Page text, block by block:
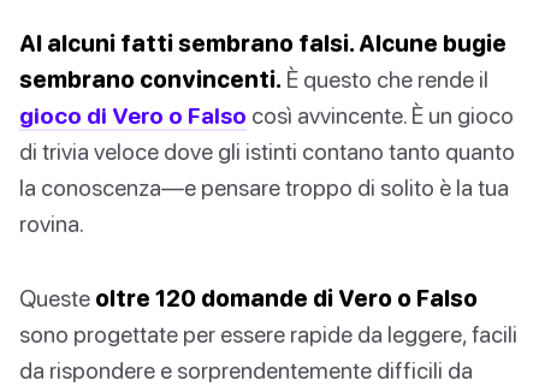
Al alcuni fatti sembrano falsi. Alcune bugie
sembrano convincenti. È questo che rende il
gioco di Vero o Falso così avvincente. È un gioco
di trivia veloce dove gli istinti contano tanto quanto
la conoscenza—e pensare troppo di solito è la tua
rovina.
Queste oltre 120 domande di Vero o Falso
sono progettate per essere rapide da leggere, facili
da rispondere e sorprendentemente difficili da